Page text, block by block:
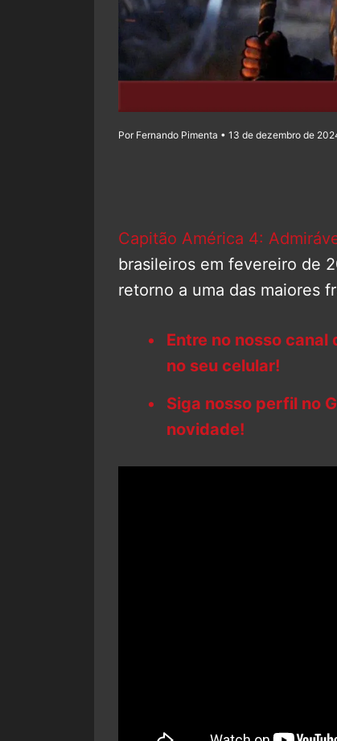
Por Fernando Pimenta • 13 de dezembro de
Capitão América 4:
brasileiros em fevereiro de
retorno a uma das maiores
Entre no nosso
no seu celular!
Siga nosso perfil no
novidade!